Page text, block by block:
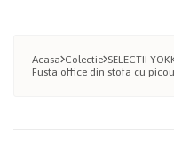
Acasa Colectie SELECTII
Fusta office din stofa cu